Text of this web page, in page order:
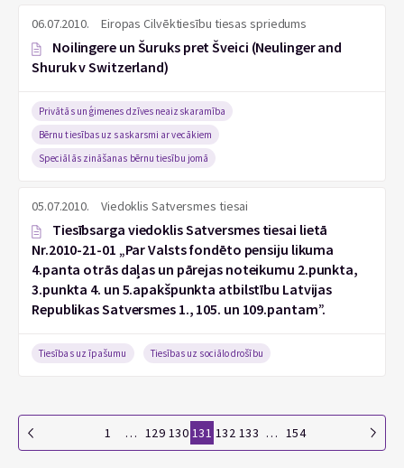
06.07.2010. Eiropas Cilvēktiesību tiesas spriedums
Noilingere un Šuruks pret Šveici (Neulinger and
Shuruk v Switzerland)
Privātās un ģimenes dzīves neaizskaramība
Bērnu tiesības uz saskarsmi ar vecākiem
Speciālās zināšanas bērnu tiesību jomā
05.07.2010. Viedoklis Satversmes tiesai
Tiesībsarga viedoklis Satversmes tiesai lietā
Nr.2010-21-01 „Par Valsts fondēto pensiju likuma
4.panta otrās daļas un pārejas noteikumu 2.punkta,
3.punkta 4. un 5.apakšpunkta atbilstību Latvijas
Republikas Satversmes 1., 105. un 109.pantam”.
Tiesības uz īpašumu Tiesības uz sociālo drošību
1 … 129 130 131 132 133 … 154